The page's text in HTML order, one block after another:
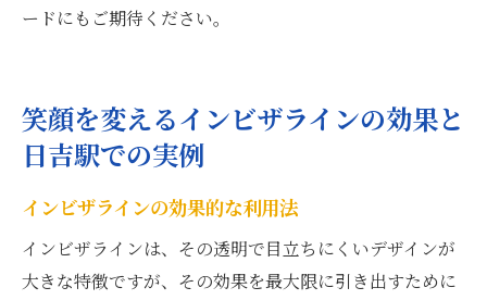
ードにもご期待ください。
笑顔を変えるインビザラインの効果と
日吉駅での実例
インビザラインの効果的な利用法
インビザラインは、その透明で目立ちにくいデザインが
大きな特徴ですが、その効果を最大限に引き出すために